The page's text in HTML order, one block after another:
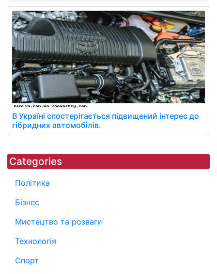
В Україні спостерігається підвищений інтерес до
гібридних автомобілів.
Categories
Політика
Бізнес
Мистецтво та розваги
Технологія
Спорт